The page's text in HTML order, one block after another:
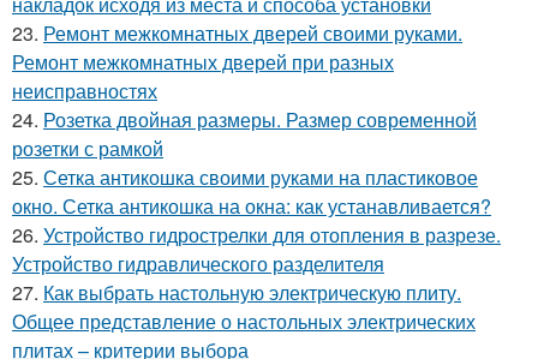
23. Ремонт межкомнатных дверей своими руками.
Ремонт межкомнатных дверей при разных
неисправностях
24. Розетка двойная размеры. Размер современной
розетки с рамкой
25. Сетка антикошка своими руками на пластиковое
окно. Сетка антикошка на окна: как устанавливается?
26. Устройство гидрострелки для отопления в разрезе.
Устройство гидравлического разделителя
27. Как выбрать настольную электрическую плиту.
Общее представление о настольных электрических
плитах – критерии выбора